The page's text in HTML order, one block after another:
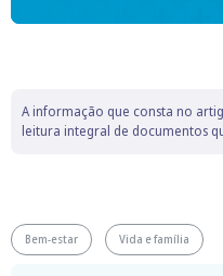
A informação que consta no
leitura integral de documentos
Bem-estar Vida e família